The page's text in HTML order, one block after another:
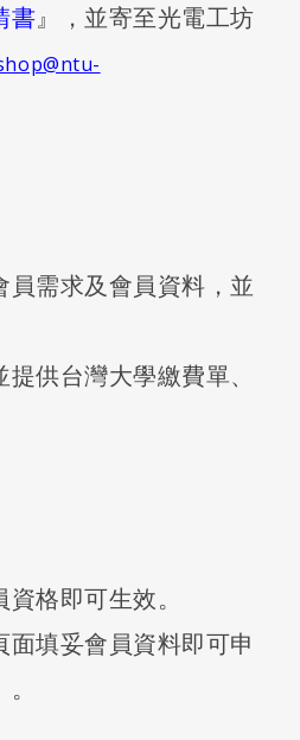
書』，並寄至光電工坊
需求及會員資料，並
供台灣大學繳費單、
格即可生效。
面填妥會員資料即可申